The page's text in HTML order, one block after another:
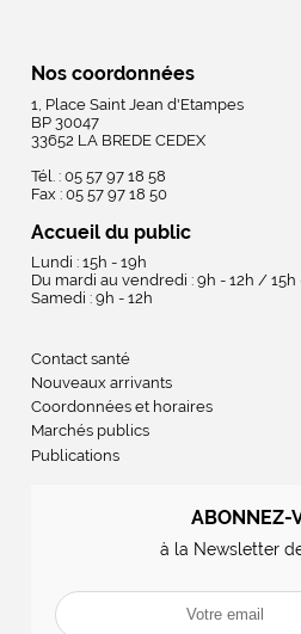
Nos coordonnées
1, Place Saint Jean d'Etampes
BP 30047
33652 LA BREDE CEDEX
Tél. : 05 57 97 18 58
Fax : 05 57 97 18 50
Accueil du public
Lundi : 15h - 19h
Du mardi au vendredi : 9h - 12h / 15h
Samedi : 9h - 12h
Contact santé
Nouveaux arrivants
Coordonnées et horaires
Marchés publics
Publications
ABONNEZ-
à la Newsletter